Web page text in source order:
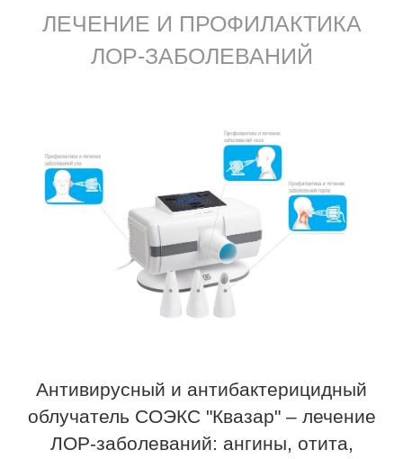
ЛЕЧЕНИЕ И ПРОФИЛАКТИКА
ЛОР-ЗАБОЛЕВАНИЙ
Антивирусный и антибактерицидный
облучатель СОЭКС "Квазар" – лечение
ЛОР-заболеваний: ангины, отита,